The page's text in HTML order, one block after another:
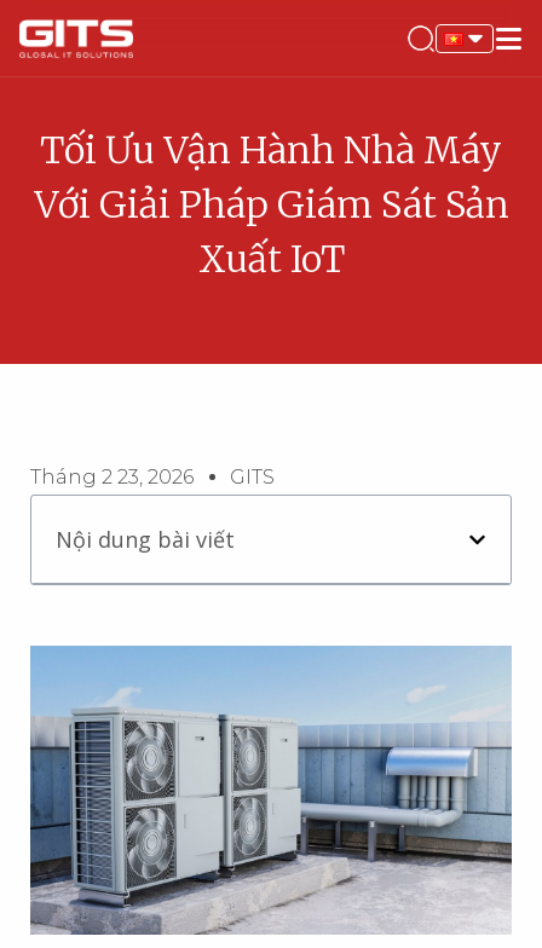
Tối Ưu Vận Hành Nhà Máy
Với Giải Pháp Giám Sát Sản
Xuất IoT
Tháng 2 23, 2026 GITS
Nội dung bài viết